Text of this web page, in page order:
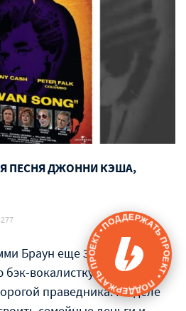
ПЕСНЯ ДЖОННИ КЭША,
Браун еще 3 года назад
вокалистку Мэри Энн и
праведника. На деле
ПОДДЕРЖАТЬ ПРОЕКТ • ПОДДЕРЖАТЬ ПРОЕКТ •